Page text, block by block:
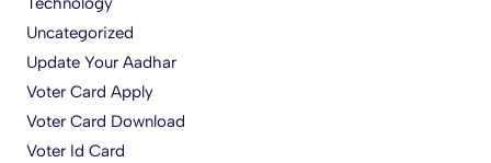
Uncategorized
Update Your Aadhar
Voter Card Apply
Voter Card Download
Voter Id Card